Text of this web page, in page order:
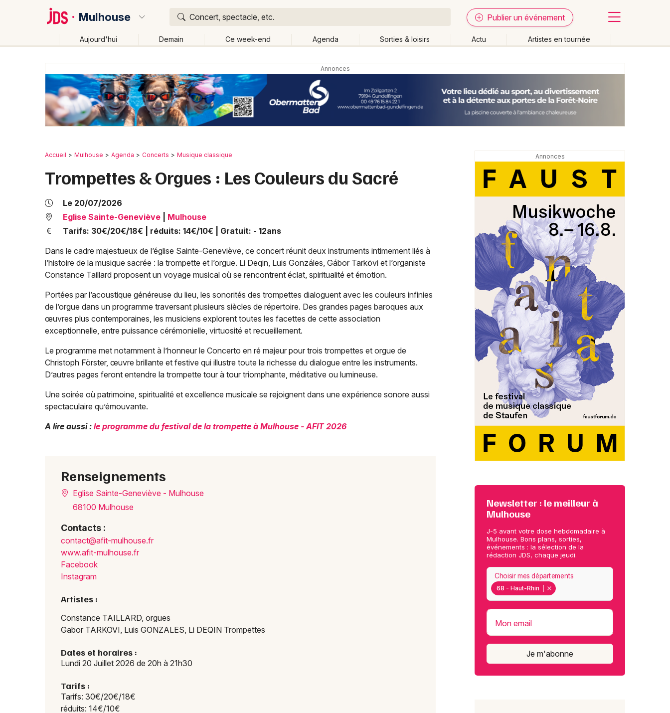
Mulhouse Concert, spectacle, etc. Publier un événement
Aujourd'hui Demain Ce week-end Agenda Sorties & loisirs Actu Artistes en tournée
Publier un événement
Grands événements
Manifestations
Concerts
Sports
Soirées
Sorties famille
Sorties & loisirs
Musique classique dans le Haut-Rhin
Bordeaux
Mulhouse
Montpellier
Nantes
Nice
Paris
Strasbourg
Toulouse
Toutes les villes
Accueil Mulhouse Agenda Concerts Musique classique
Trompettes & Orgues : Les Couleurs du Sacré
Le 20/07/2026
Eglise Sainte-Geneviève
Mulhouse
Tarifs: 30€/20€/18€ | réduits: 14€/10€ | Gratuit: - 12ans
Dans le cadre majestueux de l’église Sainte-Geneviève, ce concert réunit deux instruments intimement liés à
l’histoire de la musique sacrée : la trompette et l’orgue. Li Deqin, Luis Gonzáles, Gábor Tarkövi et l’organiste
Constance Taillard proposent un voyage musical où se rencontrent éclat, spiritualité et émotion.
Portées par l’acoustique généreuse du lieu, les sonorités des trompettes dialoguent avec les couleurs infinies
de l’orgue dans un programme traversant plusieurs siècles de répertoire. Des grandes pages baroques aux
œuvres plus contemporaines, les musiciens explorent toutes les facettes de cette association
exceptionnelle, entre puissance cérémonielle, virtuosité et recueillement.
Le programme met notamment à l’honneur le Concerto en ré majeur pour trois trompettes et orgue de
Christoph Förster, œuvre brillante et festive qui illustre toute la richesse du dialogue entre les instruments.
D’autres pages feront entendre la trompette tour à tour triomphante, méditative ou lumineuse.
Une soirée où patrimoine, spiritualité et excellence musicale se rejoignent dans une expérience sonore aussi
spectaculaire qu’émouvante.
A lire aussi : le programme du festival de la trompette à Mulhouse - AFIT 2026
Renseignements
Eglise Sainte-Geneviève - Mulhouse
68100 Mulhouse
Contacts :
contact@afit-mulhouse.fr
www.afit-mulhouse.fr
Facebook
Instagram
Artistes :
Constance TAILLARD, orgues
Gabor TARKOVI, Luis GONZALES, Li DEQIN Trompettes
Dates et horaires :
Lundi 20 Juillet 2026 de 20h à 21h30
Tarifs :
Tarifs: 30€/20€/18€
réduits: 14€/10€
Newsletter : le meilleur à
Mulhouse
J-5 avant votre dose hebdomadaire à
Mulhouse. Bons plans, sorties,
événements : la sélection de la
rédaction JDS, chaque jeudi.
68 - Haut-Rhin
Choisir mes départements
Mon email
Je m'abonne
Où ?
Mulhouse et alentours Haut-Rhin (68) Alsace Partout
Quand ? Effacer les dates
Ce week-end Autre